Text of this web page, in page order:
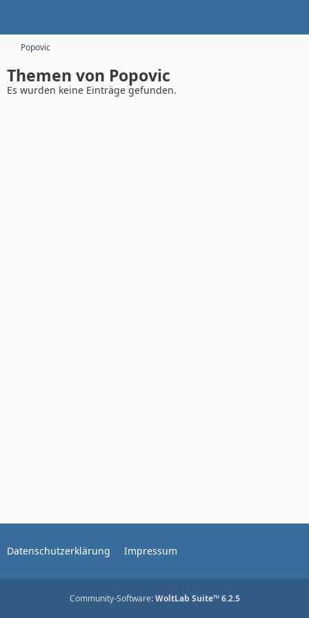
Popovic
Themen von Popovic
Es wurden keine Einträge gefunden.
Datenschutzerklärung Impressum
Community-Software:WoltLab Suite™ 6.2.5